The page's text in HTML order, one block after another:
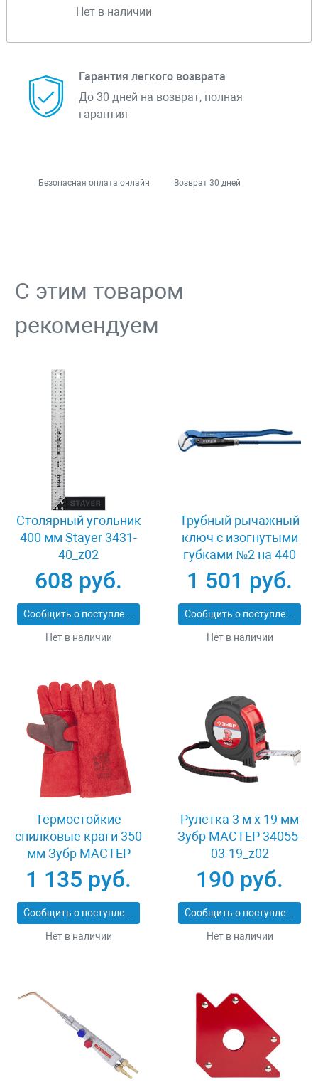
Нет в наличии
Гарантия легкого возврата
До 30 дней на возврат, полная
гарантия
Безопасная оплата онлайн Возврат 30 дней
С этим товаром
рекомендуем
Столярный угольник
400 мм Stayer 3431-
40_z02
608 руб.
Сообщить о поступлении
Нет в наличии
Трубный рычажный
ключ с изогнутыми
губками №2 на 440
мм Зубр КТР-S 27336-
2_z02
1 501 руб.
Сообщить о поступлении
Нет в наличии
Термостойкие
спилковые краги 350
мм Зубр МАСТЕР
11334-XL
1 135 руб.
Сообщить о поступлении
Нет в наличии
Рулетка 3 м x 19 мм
Зубр МАСТЕР 34055-
03-19_z02
190 руб.
Сообщить о поступлении
Нет в наличии